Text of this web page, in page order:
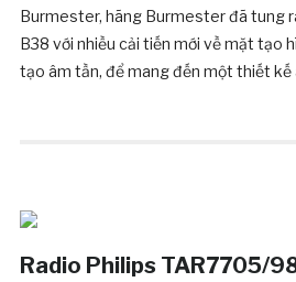
Burmester, hãng Burmester đã tung
B38 với nhiều cải tiến mới về mặt tạo
tạo âm tần, để mang đến một thiết kế
Radio Philips TAR7705/